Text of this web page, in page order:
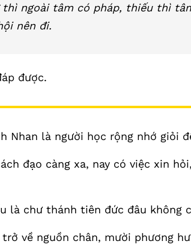
thì ngoài tâm có pháp, thiếu thì
nên đi.
được.
Nhan là người học rộng nhớ giỏi
đạo càng xa, nay có việc xin
là chư thánh tiên đức đâu không
về nguồn chân, mười phương